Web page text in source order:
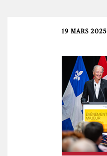
19 MARS 2025